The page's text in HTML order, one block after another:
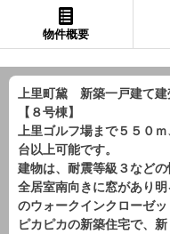
物件概要
上里町黛 新築一戸建て建
【８号棟】
上里ゴルフ場まで５５０
台以上可能です。
建物は、耐震等級３など
全居室南向きに窓があり
のウォークインクローゼッ
ピカピカの新築住宅で、